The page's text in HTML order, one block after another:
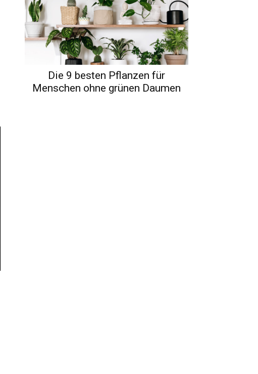
Die 9 besten Pflanzen für
Menschen ohne grünen Daumen